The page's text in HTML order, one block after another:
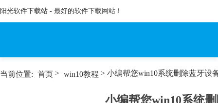
阳光软件下载站 - 最好的软件下载网站！
当前位置: 首页 > win10教程 > 小编帮您win10系统删除蓝牙设
小编帮您win10系统